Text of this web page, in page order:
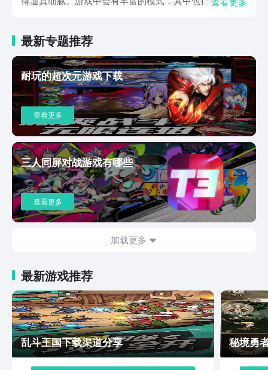
的画质，甚至连光影的效果都要比现实的场景更加的精
彩。同时还会有详细的数据统计，例如会有击败战斗机的
数量，还有击败船舰的数量，甚至连发射导弹的数量都有
详细的记载。游戏基本上每相隔24小时就会刷新一次，总
共有5个不同的任务，每一个任务的难度都会有所区别，
玩家在完成之后就可以获得任务的奖励。在游戏中排行榜
每天都会更新，在排行榜中，玩家如果获得称号，那么就
能够得到购买的权限。除此之外，战斗地图也是多样性
的，例如有绿地，有风暴，还有北极圈等多个不同的场
景。玩家可以选择组建的方式加入到舰队中，也可以和其
他的玩家一起去完成战术讨论。如此就可以一起协同作
战，可以感受整个游戏的趣味性，可以尽快的提升游戏的
公平性。以上是为大家分享的就是现代战舰安卓版下载地
址。如果大家对这一个游戏感兴趣，那么不如就关注一下
以上的链接。在游戏里面就有比较详细的数据统计，动物
还是比较丰富的，玩家可以根据个人的喜好来挑选。
最新专题推荐
耐玩的超次元游戏下载
查看更多
三人同屏对战游戏有哪些
查看更多
加载更多
最新游戏推荐
乱斗王国下载渠道分享 秘境勇